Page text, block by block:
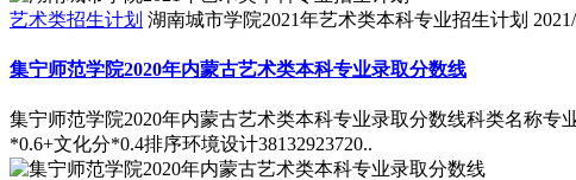
艺术类招生计划 湖南城市学院2021年艺术类本科专业招生计划
集宁师范学院2020年内蒙古艺术类本科专业录取分数线
集宁师范学院2020年内蒙古艺术类本科专业录取分数线科类名称专
*0.6+文化分*0.4排序环境设计38132923720..